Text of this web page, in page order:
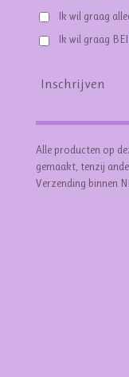
Ik wil graag
Ik wil graag
Inschrijven
Alle producten op
gemaakt, tenzij
Verzending binnen